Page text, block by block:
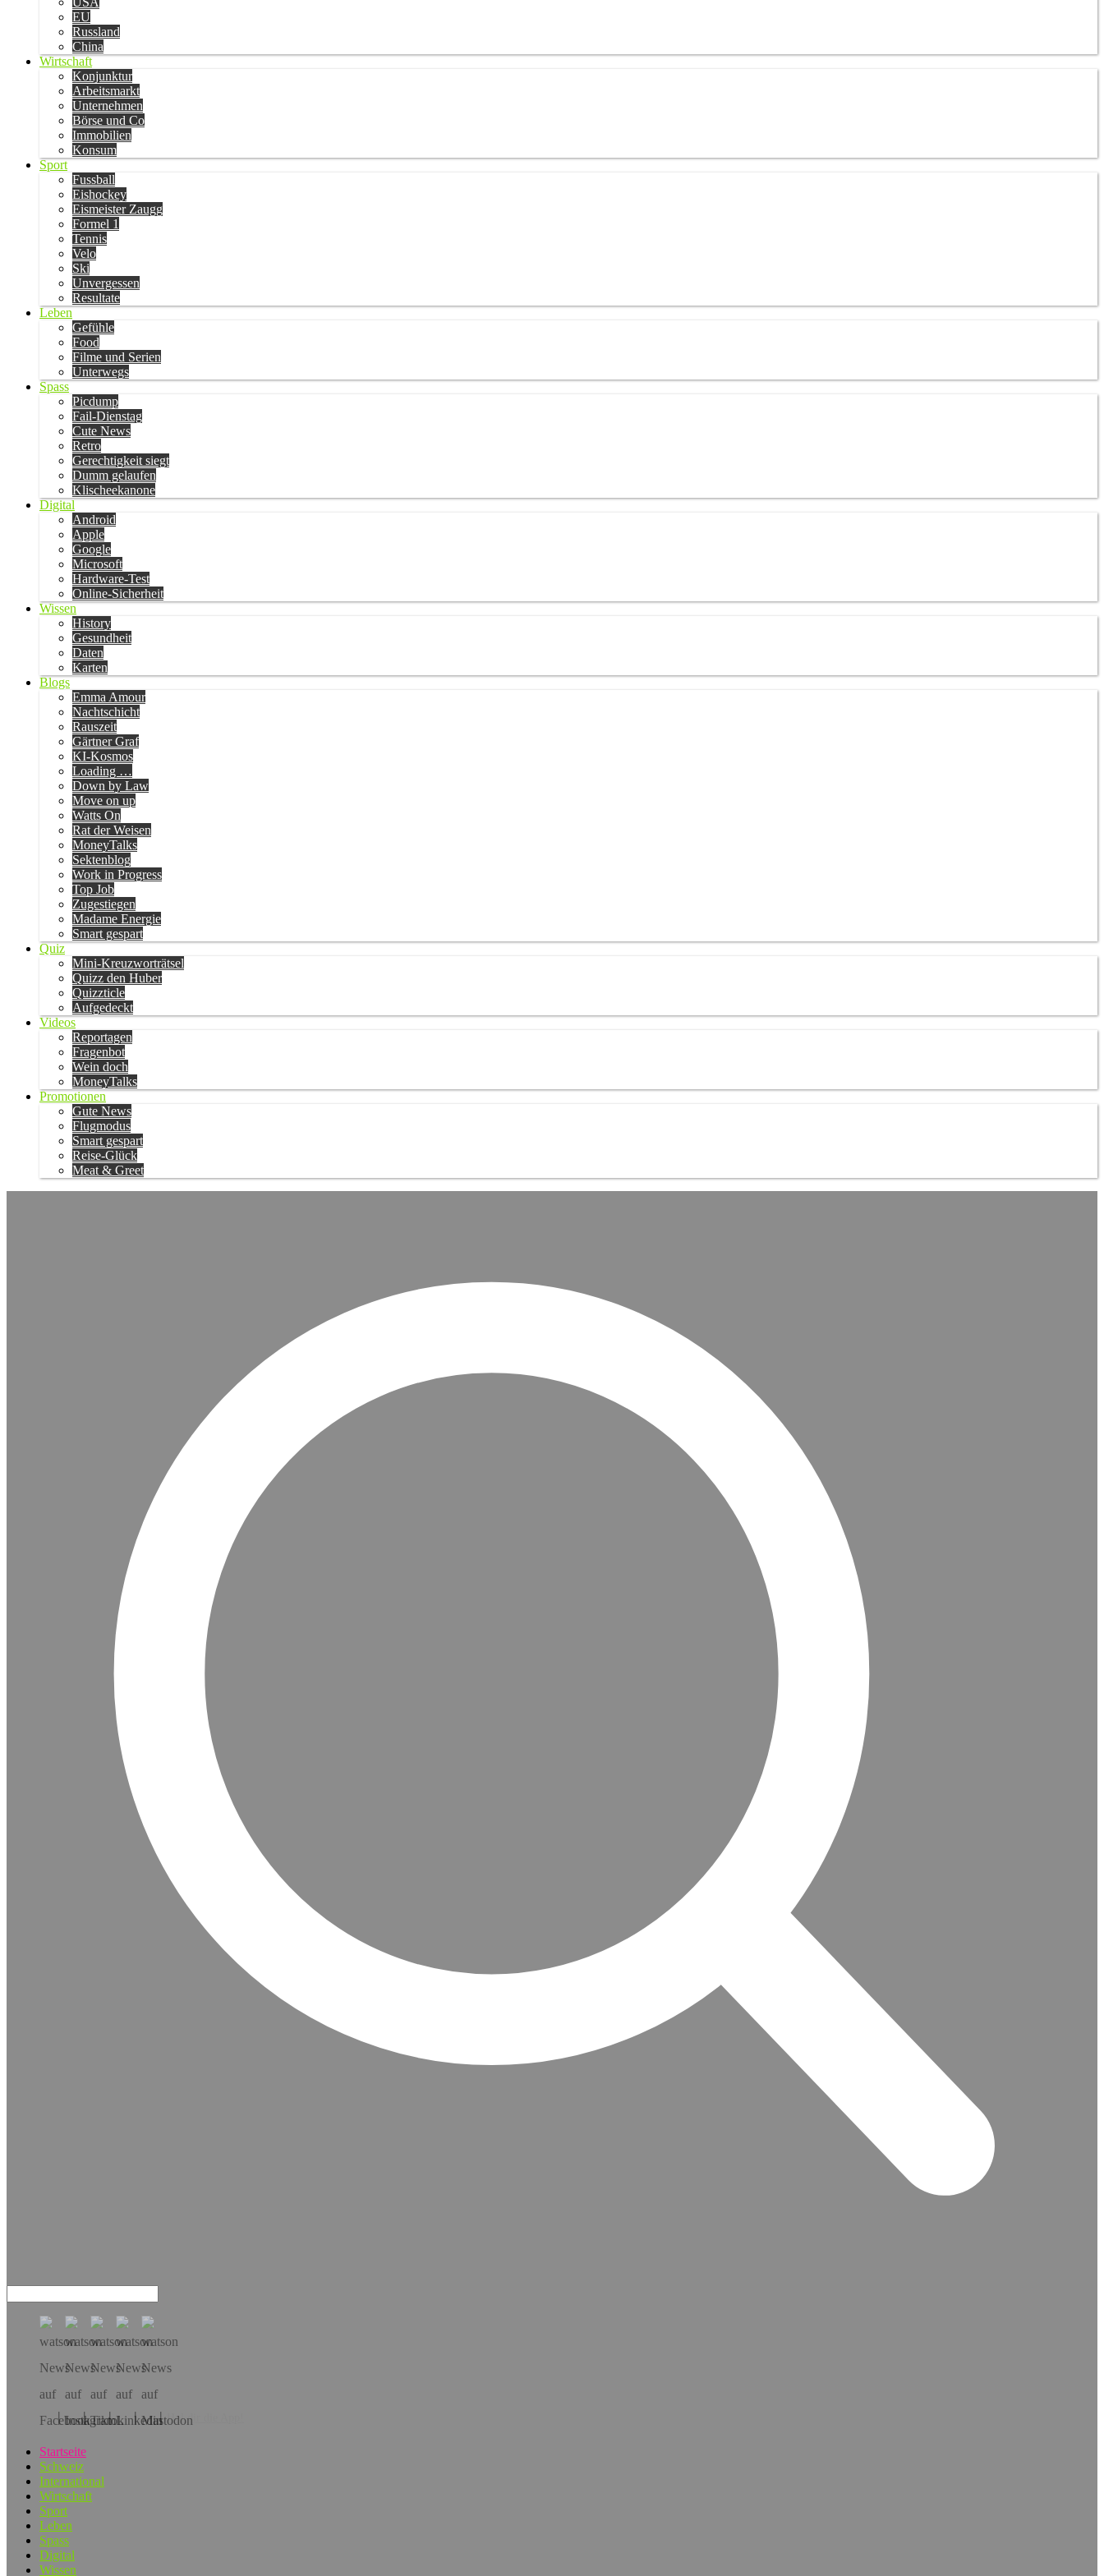
EU
Russland
China
Wirtschaft
Konjunktur
Arbeitsmarkt
Unternehmen
Börse und Co
Immobilien
Konsum
Sport
Fussball
Eishockey
Eismeister Zaugg
Formel 1
Tennis
Velo
Ski
Unvergessen
Resultate
Leben
Gefühle
Food
Filme und Serien
Unterwegs
Spass
Picdump
Fail-Dienstag
Cute News
Retro
Gerechtigkeit siegt
Dumm gelaufen
Klischeekanone
Digital
Android
Apple
Google
Microsoft
Hardware-Test
Online-Sicherheit
Wissen
History
Gesundheit
Daten
Karten
Blogs
Emma Amour
Nachtschicht
Rauszeit
Gärtner Graf
KI-Kosmos
Loading …
Down by Law
Move on up
Watts On
Rat der Weisen
MoneyTalks
Sektenblog
Work in Progress
Top Job
Zugestiegen
Madame Energie
Smart gespart
Quiz
Mini-Kreuzworträtsel
Quizz den Huber
Quizzticle
Aufgedeckt
Videos
Reportagen
Fragenbot
Wein doch
MoneyTalks
Promotionen
Gute News
Flugmodus
Smart gespart
Reise-Glück
Meat & Greet
Hol dir die App!
Startseite
Schweiz
International
Wirtschaft
Sport
Leben
Spass
Digital
Wissen